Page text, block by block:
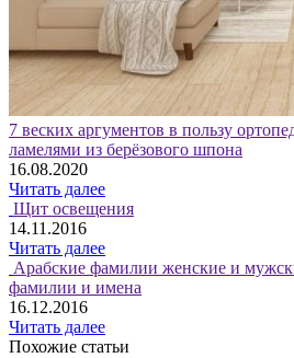
7 веских аргументов в пользу
ламелями из берёзового шпона
16.08.2020
Читать далее
Щит освещения
14.11.2016
Читать далее
Арабские фамилии женские и
фамилии и имена
16.12.2016
Читать далее
Похожие статьи